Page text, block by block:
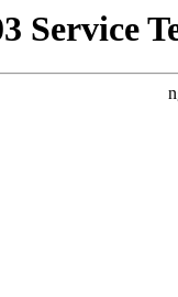
Service